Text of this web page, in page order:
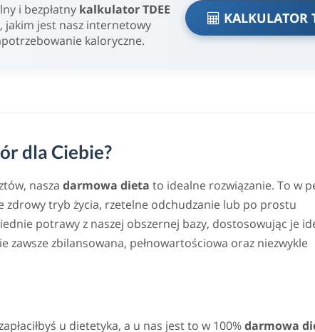
i bezpłatny kalkulator TDEE
jakim jest nasz internetowy
kaloryczne.
KALKULATOR
dla Ciebie?
nasza darmowa dieta to idealne rozwiązanie. To w
tryb życia, rzetelne odchudzanie lub po prostu
potrawy z naszej obszernej bazy, dostosowując je
zawsze zbilansowana, pełnowartościowa oraz niezwykle
u dietetyka, a u nas jest to w 100%darmowa